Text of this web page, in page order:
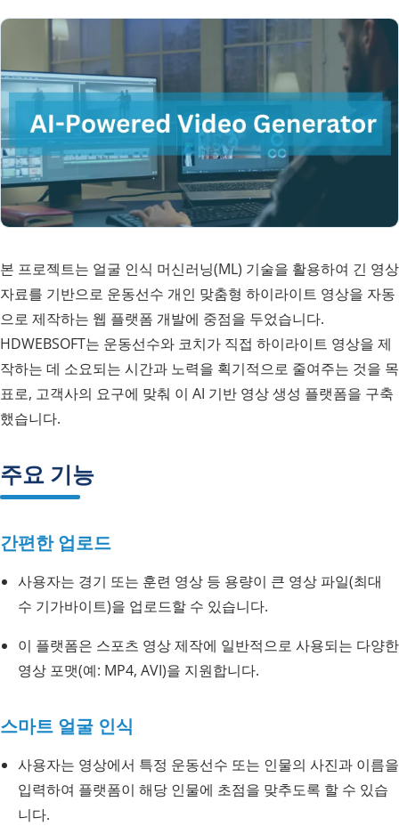
본 프로젝트는 얼굴 인식 머신러닝(ML) 기술을 활용하여 긴 영상
자료를 기반으로 운동선수 개인 맞춤형 하이라이트 영상을 자동
으로 제작하는 웹 플랫폼 개발에 중점을 두었습니다.
HDWEBSOFT는 운동선수와 코치가 직접 하이라이트 영상을 제
작하는 데 소요되는 시간과 노력을 획기적으로 줄여주는 것을 목
표로, 고객사의 요구에 맞춰 이 AI 기반 영상 생성 플랫폼을 구축
했습니다.
주요 기능
간편한 업로드
사용자는 경기 또는 훈련 영상 등 용량이 큰 영상 파일(최대
수 기가바이트)을 업로드할 수 있습니다.
이 플랫폼은 스포츠 영상 제작에 일반적으로 사용되는 다양한
영상 포맷(예: MP4, AVI)을 지원합니다.
스마트 얼굴 인식
사용자는 영상에서 특정 운동선수 또는 인물의 사진과 이름을
입력하여 플랫폼이 해당 인물에 초점을 맞추도록 할 수 있습
니다.